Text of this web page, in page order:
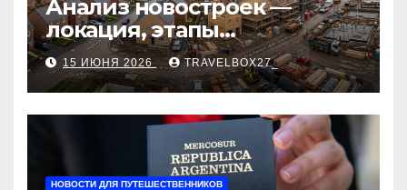
Анализ новостроек —
локация, этапы
строительства, проверка
застройщика, сценарии
оформления сделки и
рыночные ориентиры
15 ИЮНЯ 2026 TRAVELBOX27_
НОВОСТИ ДЛЯ ПУТЕШЕСТВЕННИКОВ